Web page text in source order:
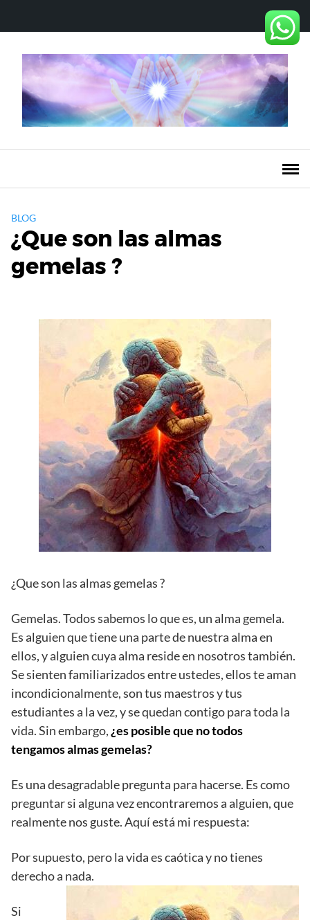
contenido
BLOG
¿Que son las almas
gemelas ?
¿Que son las almas gemelas ?
Gemelas. Todos sabemos lo que es, un alma gemela.
Es alguien que tiene una parte de nuestra alma en
ellos, y alguien cuya alma reside en nosotros también.
Se sienten familiarizados entre ustedes, ellos te aman
incondicionalmente, son tus maestros y tus
estudiantes a la vez, y se quedan contigo para toda la
vida. Sin embargo, ¿es posible que no todos
tengamos almas gemelas?
Es una desagradable pregunta para hacerse. Es como
preguntar si alguna vez encontraremos a alguien, que
realmente nos guste. Aquí está mi respuesta:
Por supuesto, pero la vida es caótica y no tienes
derecho a nada.
Si